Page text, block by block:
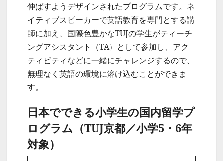
伸ばすようデザインされたプログラムです。ネ
イティブスピーカーで英語教育を専門とする講
師に加え、国際色豊かなTUJの学生がティーチ
ングアシスタント（TA）として参加し、アク
ティビティなどに一緒にチャレンジするので、
無理なく英語の環境に溶け込むことができま
す。
日本でできる小学生の国内留学プ
ログラム（TUJ京都／小学5・6年
対象）